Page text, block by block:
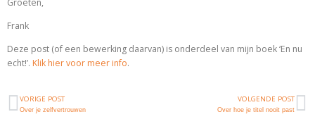
Groeten,
Frank
Deze post (of een bewerking daarvan) is onderdeel van mijn boek ‘En nu
echt!’. Klik hier voor meer info.
VORIGE POST
Over je zelfvertrouwen
VOLGENDE POST
Over hoe je titel nooit past